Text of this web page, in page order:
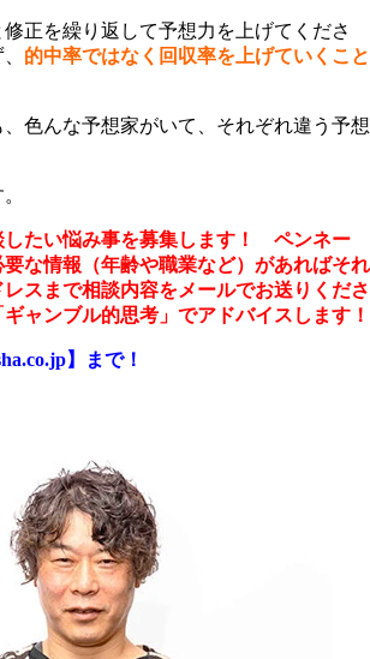
正を繰り返して予想力を上げてくださ
的中率ではなく回収率を上げていくこと
色んな予想家がいて、それぞれ違う予想
たい悩み事を募集します！ ペンネー
な情報（年齢や職業など）があればそれ
スまで相談内容をメールでお送りくださ
ャンブル的思考」でアドバイスします！
】まで！